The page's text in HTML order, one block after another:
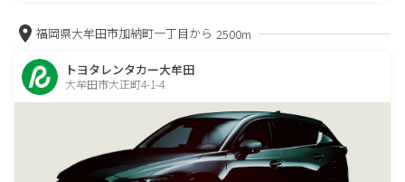
福岡県大牟田市加納町一丁目から 2500m
トヨタレンタカー大牟田
大牟田市大正町4-1-4